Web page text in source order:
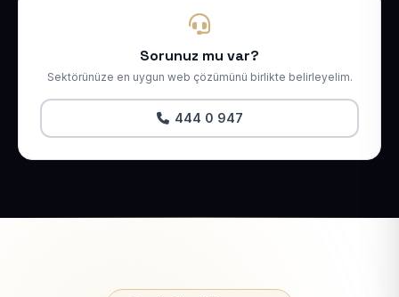
Sorunuz mu var?
Sektörünüze en uygun web çözümünü birlikte belirleyelim.
444 0 947